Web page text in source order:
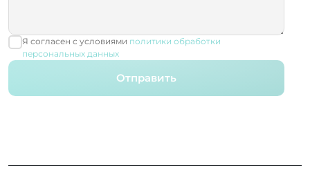
Я согласен с условиями политики обработки
персональных данных
Отправить